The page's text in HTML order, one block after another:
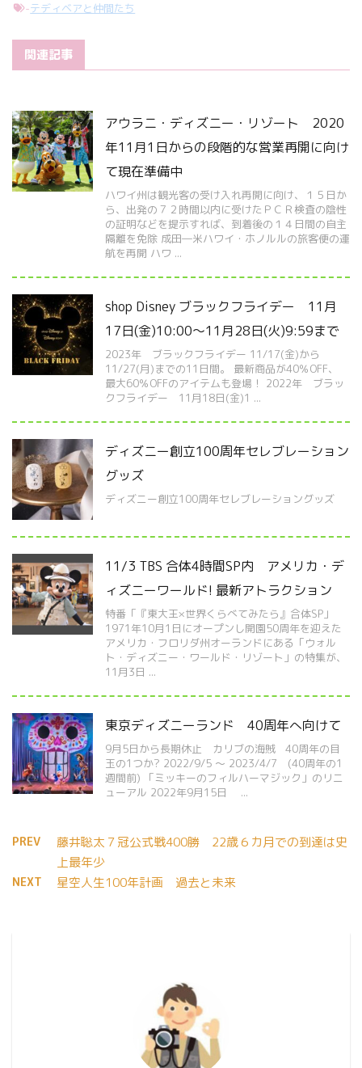
-テディベアと仲間たち
関連記事
アウラニ・ディズニー・リゾート 2020
年11月1日からの段階的な営業再開に向け
て現在準備中
ハワイ州は観光客の受け入れ再開に向け、１５日か
ら、出発の７２時間以内に受けたＰＣＲ検査の陰性
の証明などを提示すれば、到着後の１４日間の自主
隔離を免除 成田―米ハワイ・ホノルルの旅客便の運
航を再開 ハワ ...
shop Disney ブラックフライデー 11月
17日(金)10:00～11月28日(火)9:59まで
2023年 ブラックフライデー 11/17(金)から
11/27(月)までの11日間。 最新商品が40％OFF、
最大60％OFFのアイテムも登場！ 2022年 ブラッ
クフライデー 11月18日(金)1 ...
ディズニー創立100周年セレブレーション
グッズ
ディズニー創立100周年セレブレーショングッズ
11/3 TBS 合体4時間SP内 アメリカ・デ
ィズニーワールド! 最新アトラクション
特番「『東大王×世界くらべてみたら』合体SP」
1971年10月1日にオープンし開園50周年を迎えた
アメリカ・フロリダ州オーランドにある「ウォル
ト・ディズニー・ワールド・リゾート」の特集が、
11月3日 ...
東京ディズニーランド 40周年へ向けて
9月5日から長期休止 カリブの海賊 40周年の目
玉の1つか? 2022/9/5 ～ 2023/4/7 (40周年の1
週間前) 「ミッキーのフィルハーマジック」のリニ
ューアル 2022年9月15日 ...
PREV
藤井聡太７冠公式戦400勝 22歳６カ月での到達は史
上最年少
NEXT 星空人生100年計画 過去と未来